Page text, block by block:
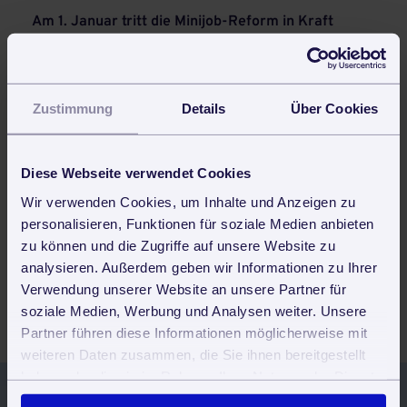
Zustimmung Details Über Cookies
Diese Webseite verwendet Cookies
Wir verwenden Cookies, um Inhalte und Anzeigen zu
personalisieren, Funktionen für soziale Medien anbieten
zu können und die Zugriffe auf unsere Website zu
analysieren. Außerdem geben wir Informationen zu Ihrer
Verwendung unserer Website an unsere Partner für
soziale Medien, Werbung und Analysen weiter. Unsere
Partner führen diese Informationen möglicherweise mit
weiteren Daten zusammen, die Sie ihnen bereitgestellt
gesammelt haben. Sie geben Einwilligung zu unseren
Am 1. Januar tritt die Minijob-Reform in Kraft
Von zu Hause aus weiterarbeiten - Homeoffice in
Das Event des Jahres für
Gebäudedienstleistungen: Die zvoove zCom am
24.04.2024 in Frankfurt
Bargeldlos = Frustlos? - Bargeldloses Bezahlen
Ausbildung zum Gebäudereiniger
Kundenverwaltung für Gebäudereiniger &
Dienstleister
Vertriebstool und CRM für Akquise und
Kundenpflege